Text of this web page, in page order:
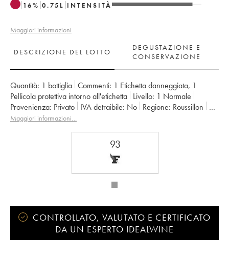
16% 0.75 L INTENSITÀ
Maggiori informazioni
DESCRIZIONE DEL LOTTO
DEGUSTAZIONE E
CONSERVAZIONE
Quantità: 1 bottiglia Commenti: 1 Etichetta danneggiata, 1
Pellicola protettiva intorno all'etichetta Livello: 1 Normale
Provenienza:
privato IVA detraibile: no Regione:
Roussillon
Denominazione:
Maury
Maggiori informazioni…
93
CONTROLLATO, VALUTATO E CERTIFICATO
DA UN ESPERTO IDEALWINE